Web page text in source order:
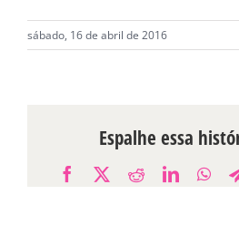
sábado, 16 de abril de 2016
Espalhe essa
Facebook
X RedditLinkedIn